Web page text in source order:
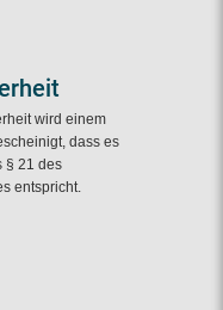
wird einem
dass es
§ 21 des
entspricht.